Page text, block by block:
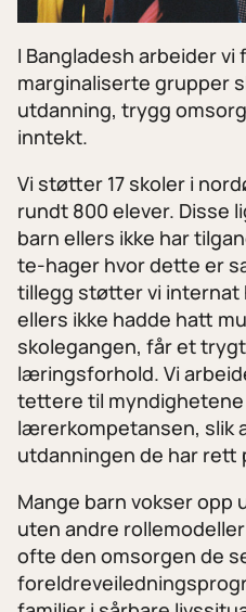
I Bangladesh arbeider
marginaliserte grupper
utdanning, trygg
inntekt.
Vi støtter 17 skoler i
rundt 800 elever. Disse
barn ellers ikke har
te-hager hvor dette er
tillegg støtter vi internat
ellers ikke hadde hatt
skolegangen, får et
læringsforhold. Vi
tettere til myndighetene
lærerkompetansen, slik
utdanningen de har rett
Mange barn vokser opp
uten andre
ofte den omsorgen de